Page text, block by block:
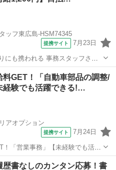
ッフ東広島-HSM74345
提携サイト 7月23日
にも携われる 事務スタッフさん
から プライベートを優先しつつ
料GET！「自動車部品の調整/
経験でも活躍できる!…
アオプション
提携サイト 7月24日
！「営業事務」【未経験でも活躍
ぎ!若い世代も活躍中!高時給1180
歴書なしのカンタン応募！書